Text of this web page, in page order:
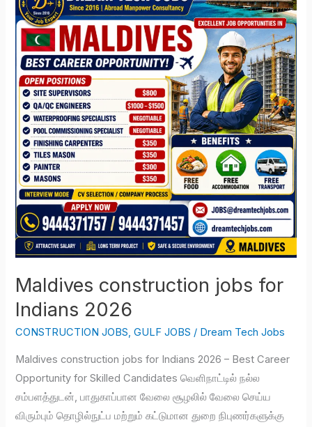
Maldives construction jobs for
Indians 2026
CONSTRUCTION JOBS,GULF JOBS / Dream Tech Jobs
Maldives construction jobs for Indians 2026 – Best Career
Opportunity for Skilled Candidates வெளிநாட்டில் நல்ல
சம்பளத்துடன், பாதுகாப்பான வேலை சூழலில் வேலை செய்ய
விரும்பும் தொழில்நுட்ப மற்றும் கட்டுமான துறை நிபுணர்களுக்கு
construction
jobs
for
Indians
2026